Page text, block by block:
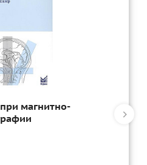
магнитно-